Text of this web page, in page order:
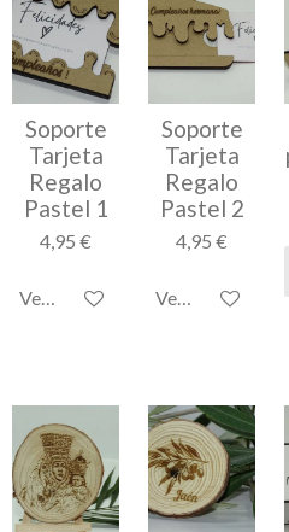
Soporte
Tarjeta
Regalo
Pastel 1
4,95 €
Ver detalles
Soporte
Tarjeta
Regalo
Pastel 2
4,95 €
Ver detalles